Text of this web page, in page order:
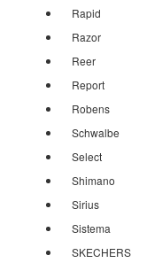
Rapid
Razor
Reer
Report
Robens
Schwalbe
Select
Shimano
Sirius
Sistema
SKECHERS